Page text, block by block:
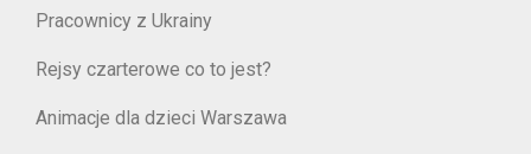
Pracownicy z Ukrainy
Rejsy czarterowe co to jest?
Animacje dla dzieci Warszawa